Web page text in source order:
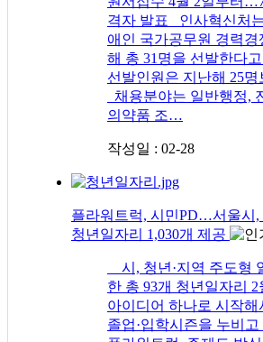
격자 발표 인사혁신처
애인 국가공무원 경력경
해 총 31명을 선발한다
선발인원은 지난해 25명
채용분야는 일반행정,
의약품 조…
작성일 : 02-28
플라워트럭, 시민PD…서울시,
청년일자리 1,030개 제공
시, 청년·지역 주도형
한 총 93개 청년일자리
아이디어 하나로 시작
졸업·입학시즌을 누비